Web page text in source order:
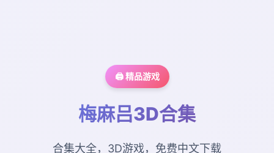
🖨️ 精品游戏
梅麻吕3D合集
合集大全，3D游戏，免费中文下载